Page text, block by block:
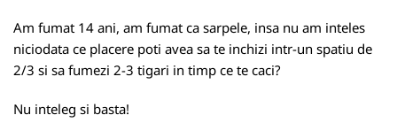
Am fumat 14 ani, am fumat ca sarpele, insa nu am inteles
niciodata ce placere poti avea sa te inchizi intr-un spatiu de
2/3 si sa fumezi 2-3 tigari in timp ce te caci?
Nu inteleg si basta!